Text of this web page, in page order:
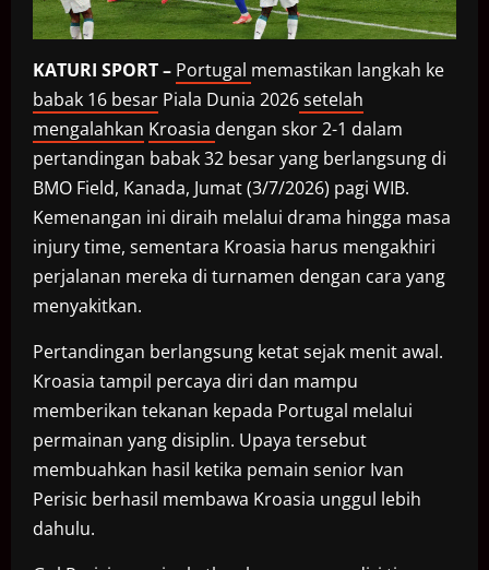
KATURI SPORT – Portugal memastikan langkah ke
babak 16 besar Piala Dunia 2026setelah
mengalahkan Kroasia dengan skor 2-1 dalam
pertandingan babak 32 besar yang berlangsung di
BMO Field, Kanada, Jumat (3/7/2026) pagi WIB.
Kemenangan ini diraih melalui drama hingga masa
injury time, sementara Kroasia harus mengakhiri
perjalanan mereka di turnamen dengan cara yang
menyakitkan.
Pertandingan berlangsung ketat sejak menit awal.
Kroasia tampil percaya diri dan mampu
memberikan tekanan kepada Portugal melalui
permainan yang disiplin. Upaya tersebut
membuahkan hasil ketika pemain senior Ivan
Perisic berhasil membawa Kroasia unggul lebih
dahulu.